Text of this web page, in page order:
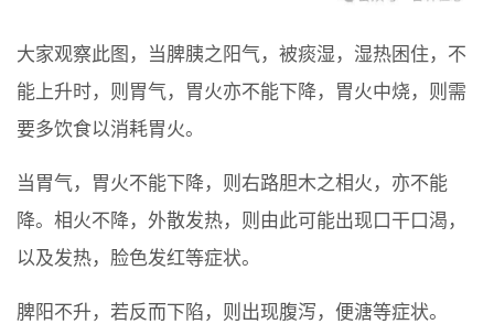
大家观察此图，当脾胰之阳气，被痰湿，湿热困住，不
能上升时，则胃气，胃火亦不能下降，胃火中烧，则需
要多饮食以消耗胃火。
当胃气，胃火不能下降，则右路胆木之相火，亦不能
降。相火不降，外散发热，则由此可能出现口干口渴，
以及发热，脸色发红等症状。
脾阳不升，若反而下陷，则出现腹泻，便溏等症状。